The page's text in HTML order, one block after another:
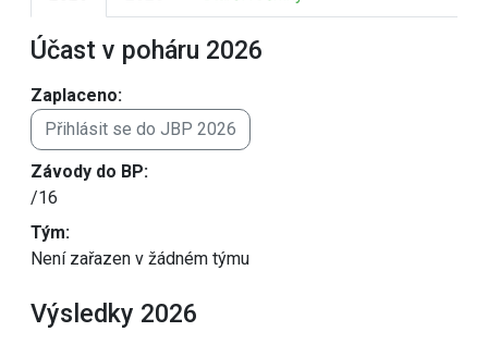
Účast v poháru 2026
Zaplaceno:
Přihlásit se do JBP 2026
Závody do BP:
/16
Tým:
Není zařazen v žádném týmu
Výsledky 2026